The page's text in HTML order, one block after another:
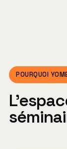
POURQUOI